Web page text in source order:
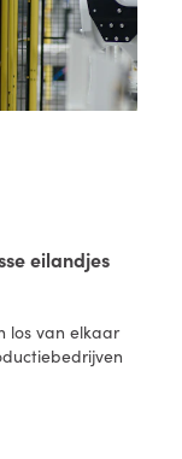
eilandjes
los van elkaar